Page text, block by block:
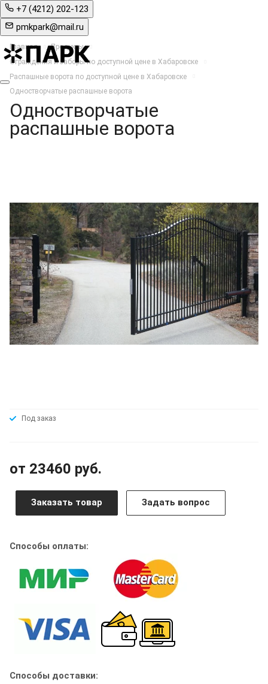
+7 (4212) 202-123
pmkpark@mail.ru
Главная
Продукты
Ограждения и заборы по доступной цене в Хабаровске
Распашные ворота по доступной цене в Хабаровске
Одностворчатые распашные ворота
Одностворчатые
распашные ворота
Под заказ
от 23460 руб.
Заказать товар Задать вопрос
Способы оплаты:
Способы доставки: